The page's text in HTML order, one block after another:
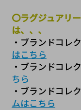
〇ラグジュアリ
は、、、
・ブランドコレ
はこちら
・ブランドコレ
ちら
・ブランドコレ
ムはこちら